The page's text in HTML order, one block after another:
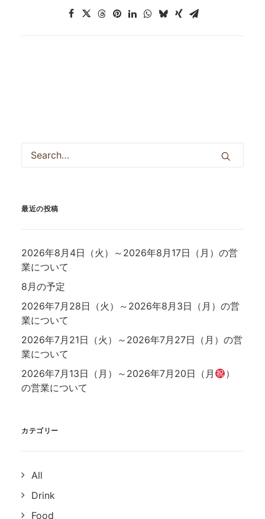
最近の投稿
2026年8月4日（火）～2026年8月17日（月）の営
業について
8月の予定
2026年7月28日（火）～2026年8月3日（月）の営
業について
2026年7月21日（火）～2026年7月27日（月）の営
業について
2026年7月13日（月）～2026年7月20日（月
）
の営業について
カテゴリー
All
Drink
Food